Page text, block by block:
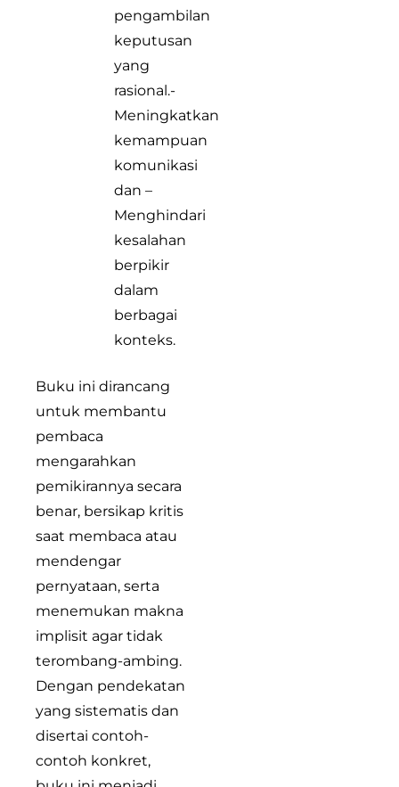
pengambilan
keputusan
yang
rasional.-
Meningkatkan
kemampuan
komunikasi
dan –
Menghindari
kesalahan
berpikir
dalam
berbagai
konteks.
Buku ini dirancang
untuk membantu
pembaca
mengarahkan
pemikirannya secara
benar, bersikap kritis
saat membaca atau
mendengar
pernyataan, serta
menemukan makna
implisit agar tidak
terombang-ambing.
Dengan pendekatan
yang sistematis dan
disertai contoh-
contoh konkret,